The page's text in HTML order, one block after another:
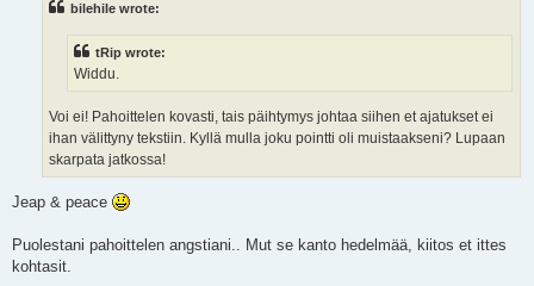
bilehile wrote:
tRip wrote:
Widdu.
Voi ei! Pahoittelen kovasti, tais päihtymys johtaa siihen et ajatukset ei
ihan välittyny tekstiin. Kyllä mulla joku pointti oli muistaakseni? Lupaan
skarpata jatkossa!
Jeap & peace
Puolestani pahoittelen angstiani.. Mut se kanto hedelmää, kiitos et ittes
kohtasit.